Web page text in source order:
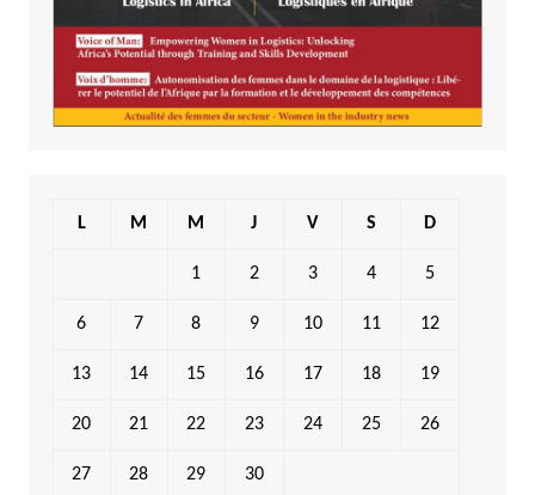
L M M J V S D
1 2 3 4 5
6 7 8 9 10 11 12
13 14 15 16 17 18 19
20 21 22 23 24 25 26
27 28 29 30